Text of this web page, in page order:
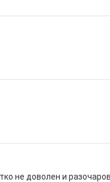
не доволен и